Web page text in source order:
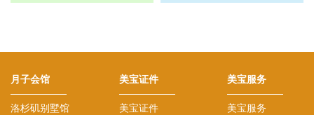
月子会馆
洛杉矶别墅馆
美宝证件
美宝证件
美宝服务
美宝服务